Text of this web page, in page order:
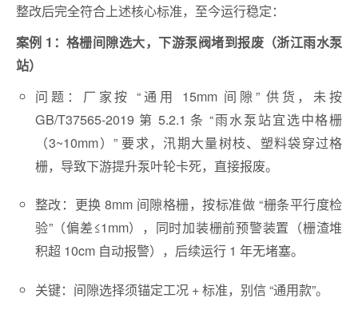
整改后完全符合上述核心标准，至今运行稳定：
案例 1：格栅间隙选大，下游泵阀堵到报废（浙江雨水泵
站）
问题：厂家按 “通用 15mm 间隙” 供货，未按
GB/T37565-2019 第 5.2.1 条 “雨水泵站宜选中格栅
（3~10mm）” 要求，汛期大量树枝、塑料袋穿过格
栅，导致下游提升泵叶轮卡死，直接报废。
整改：更换 8mm 间隙格栅，按标准做 “栅条平行度检
验”（偏差≤1mm），同时加装栅前预警装置（栅渣堆
积超 10cm 自动报警），后续运行 1 年无堵塞。
关键：间隙选择须锚定工况 + 标准，别信 “通用款”。